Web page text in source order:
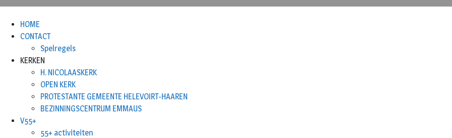
HOME
CONTACT
Spelregels
KERKEN
H. NICOLAASKERK
OPEN KERK
PROTESTANTE GEMEENTE HELEVOIRT-HAAREN
BEZINNINGSCENTRUM EMMAUS
V55+
55+ activiteiten